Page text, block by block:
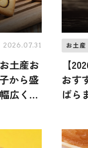
2026.07.31
土産お
から盛
広く紹
お土産
【
おす
ばら